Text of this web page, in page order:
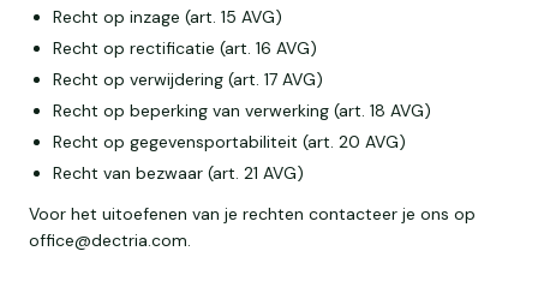
Recht op inzage (art. 15 AVG)
Recht op rectificatie (art. 16 AVG)
Recht op verwijdering (art. 17 AVG)
Recht op beperking van verwerking (art. 18 AVG)
Recht op gegevensportabiliteit (art. 20 AVG)
Recht van bezwaar (art. 21 AVG)
Voor het uitoefenen van je rechten contacteer je ons op
office@dectria.com.